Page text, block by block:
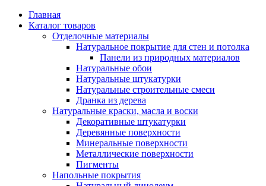
Главная
Каталог товаров
Отделочные материалы
Натуральное покрытие для стен и потолка
Панели из природных материалов
Натуральные обои
Натуральные штукатурки
Натуральные строительные смеси
Дранка из дерева
Натуральные краски, масла и воски
Декоративные штукатурки
Деревянные поверхности
Минеральные поверхности
Металлические поверхности
Пигменты
Напольные покрытия